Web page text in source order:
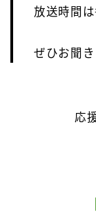
放送時間
ぜひお聞き
応